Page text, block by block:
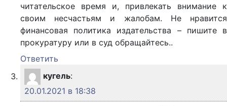
читательское время и, привлекать внимание к
своим несчастьям и жалобам. Не нравится
финансовая политика издательства – пишите в
прокуратуру или в суд обращайтесь..
Ответить
кугель:
20.01.2021 в 18:38